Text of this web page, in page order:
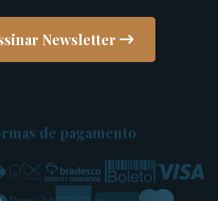
Newsletter
de pagamento